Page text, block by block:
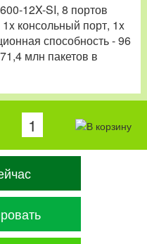
12X-SI, 8 портов
консольный порт, 1x
способность - 96
млн пакетов в